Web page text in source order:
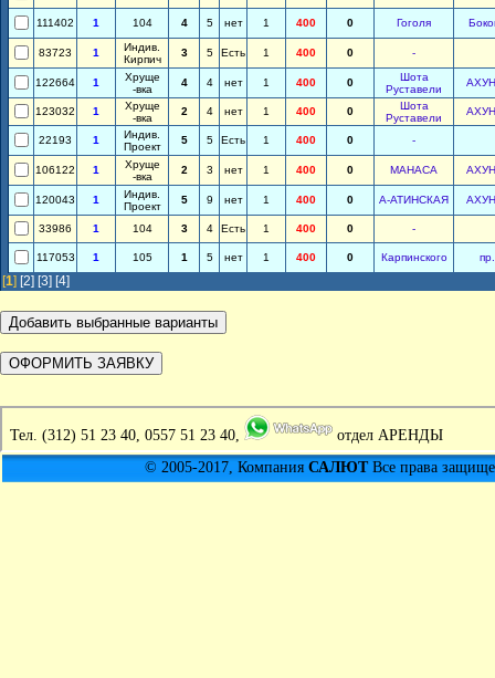
111402 1 104 4 5 нет 1 400 0 Гоголя
83723 1
Индив.
Кирпич
3 5 Есть 1 400 0 -
122664 1
Хруще
-вка
4 4 нет 1 400 0
Шота
Руставели
123032 1
Хруще
-вка
2 4 нет 1 400 0
Шота
Руставели
22193 1
Индив.
Проект
5 5 Есть 1 400 0 -
106122 1
Хруще
-вка
2 3 нет 1 400 0 МАНАСА
120043 1
Индив.
Проект
5 9 нет 1 400 0 А-АТИНСКАЯ
33986 1 104 3 4 Есть 1 400 0 -
117053 1 105 1 5 нет 1 400 0 Карпинского
[1] [2] [3] [4]
Тел. (312) 51 23 40, 0557 51 23 40,
отдел АРЕНДЫ
© 2005-2017, Компания САЛЮТВсе права